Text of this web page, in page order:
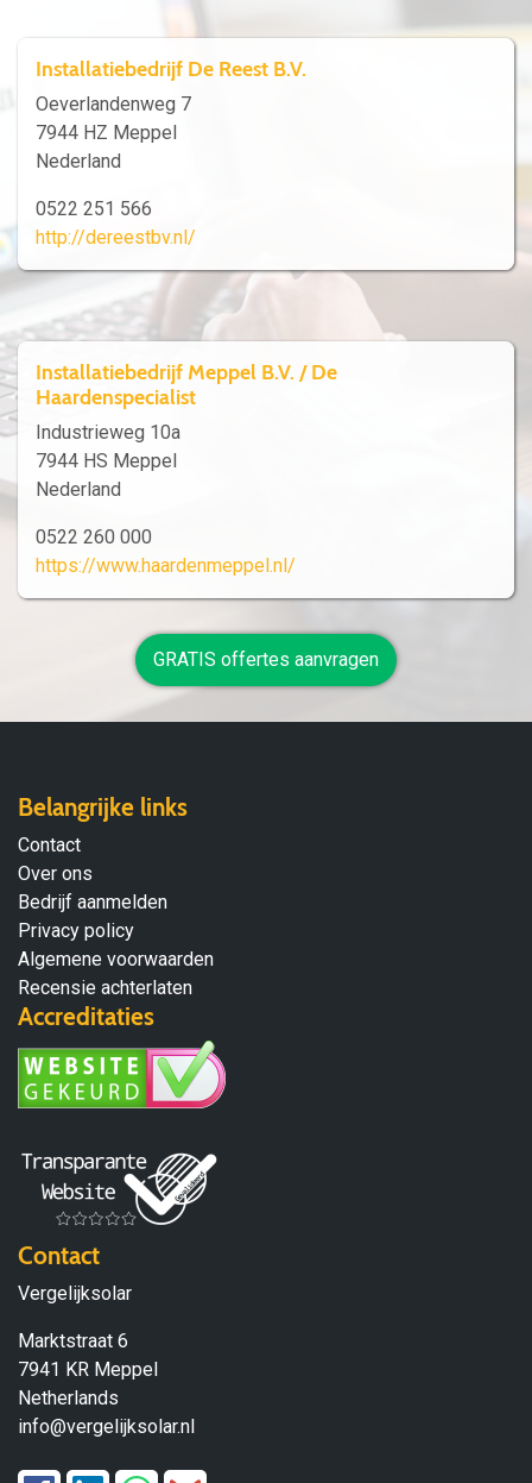
Installatiebedrijf De Reest B.V.
Oeverlandenweg 7
7944 HZ Meppel
Nederland
0522 251 566
http://dereestbv.nl/
Installatiebedrijf Meppel B.V. / De
Haardenspecialist
Industrieweg 10a
7944 HS Meppel
Nederland
0522 260 000
https://www.haardenmeppel.nl/
GRATIS offertes aanvragen
Belangrijke links
Contact
Over ons
Bedrijf aanmelden
Privacy policy
Algemene voorwaarden
Recensie achterlaten
Accreditaties
Contact
Vergelijksolar
Marktstraat 6
7941 KR Meppel
Netherlands
info@vergelijksolar.nl